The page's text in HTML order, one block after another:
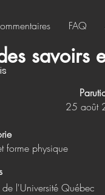
FAQ
savoirs
25 août
forme physique
de l'Université Québec